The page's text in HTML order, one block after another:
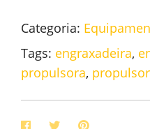
Categoria:
Tags: engraxadeira,
propulsora,